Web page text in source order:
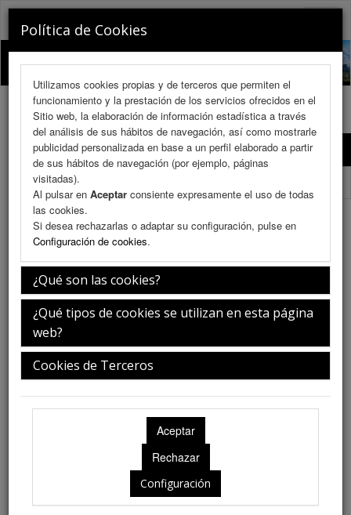
Política de Cookies
Utilizamos cookies propias y de terceros que permiten el
funcionamiento y la prestación de los servicios ofrecidos en el
Sitio web, la elaboración de información estadística a través
del análisis de sus hábitos de navegación, así como mostrarle
publicidad personalizada en base a un perfil elaborado a partir
de sus hábitos de navegación (por ejemplo, páginas
visitadas).
Al pulsar en Aceptar consiente expresamente el uso de todas
las cookies.
Si desea rechazarlas o adaptar su configuración, pulse en
Configuración de cookies.
¿Qué son las cookies?
¿Qué tipos de cookies se utilizan en esta página
web?
Cookies de Terceros
Configuración
RINOCHILE 2026
Programa Científico
Programa Científico (PDF)
Receso
Jueves 9 de julio
12:00-14:00h.
Ubicación: Aún no disponible